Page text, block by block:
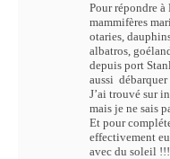
Pour répondre
mammifères
otaries,
albatros,
depuis port
aussi débarquer
J’ai trouvé sur
mais je ne sais
Et pour
effectivement
avec du soleil !!!